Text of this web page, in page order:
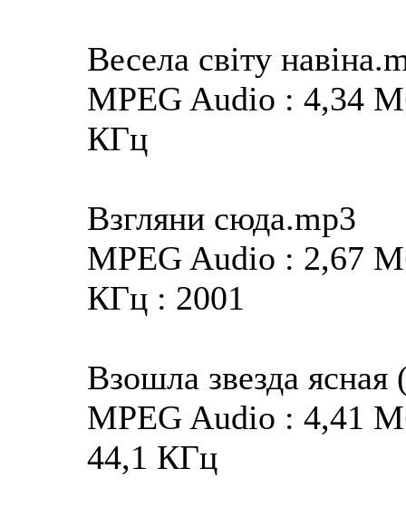
Весела світу
MPEG Audio : 4,34
КГц
Взгляни сюда.mp3
MPEG Audio : 2,67
КГц : 2001
Взошла звезда
MPEG Audio : 4,41
44,1 КГц